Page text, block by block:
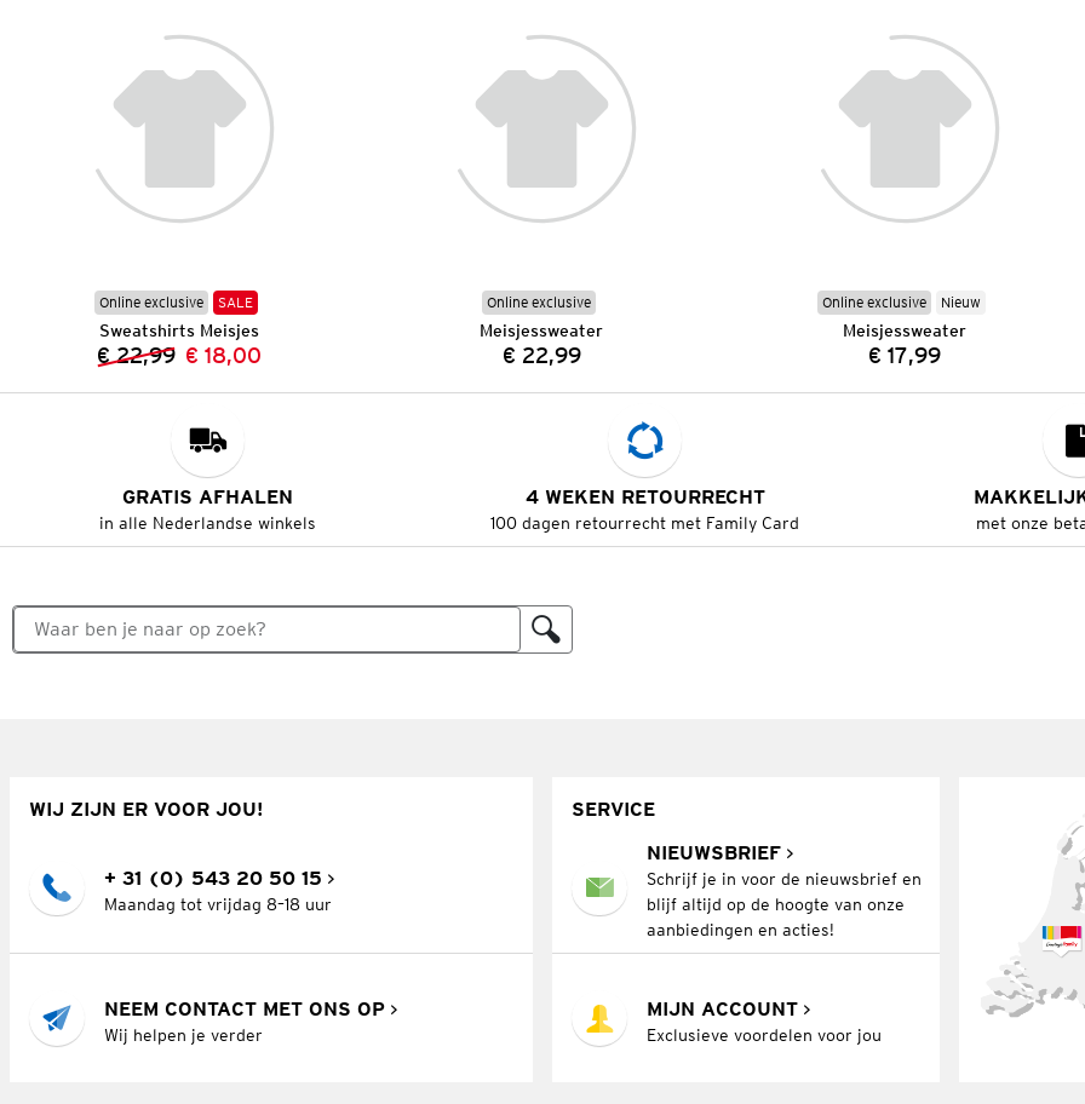
Online exclusive SALE
Sweatshirts Meisjes
Vorige prijs:
€ 22,99 Nieuwe prijs:
€ 18,00
Online exclusive
Meisjessweater
Prijs:
€ 22,99
Online exclusive Nieuw
Meisjessweater
Prijs:
€ 17,99
GRATIS AFHALEN
in alle Nederlandse winkels
4 WEKEN RETOURRECHT
100 dagen retourrecht met Family Card met onze
WIJ ZIJN ER VOOR JOU!
+ 31 (0) 543 20 50 15
Maandag tot vrijdag 8–18 uur
NEEM CONTACT MET ONS OP
Wij helpen je verder
SERVICE
NIEUWSBRIEF
Schrijf je in voor de nieuwsbrief en
blijf altijd op de hoogte van onze
aanbiedingen en acties!
MIJN ACCOUNT
Exclusieve voordelen voor jou